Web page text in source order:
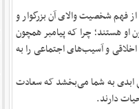
فهم شخصیت والای آن بزرگوار و
او هستند؛ چرا که پیامبر همچون
و آسیب‌های اجتماعی را به
ابدی به شما می‌بخشد که سعادت
دارند.